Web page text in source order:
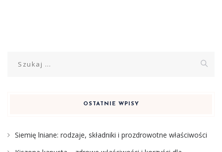
OSTATNIE WPISY
Siemię lniane: rodzaje, składniki i prozdrowotne właściwości